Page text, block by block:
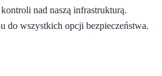
nad naszą infrastrukturą.
do wszystkich opcji bezpieczeństwa.